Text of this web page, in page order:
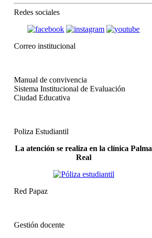
Redes sociales
Correo institucional
Manual de convivencia
Sistema Institucional de Evaluación
Ciudad Educativa
Poliza Estudiantil
La atención se realiza en la clínica Palma
Real
Red Papaz
Gestión docente